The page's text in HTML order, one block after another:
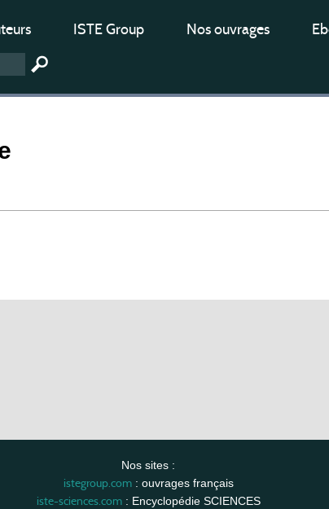
ISTE Group Nos ouvrages
Nos sites :
istegroup.com: ouvrages français
iste-sciences.com: Encyclopédie SCIENCES